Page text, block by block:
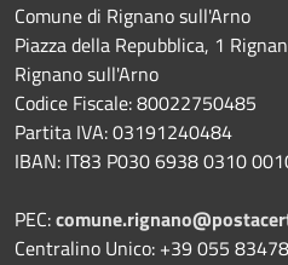
Comune di Rignano sull'Arno
Piazza della Repubblica, 1
Rignano sull'Arno
Codice Fiscale: 80022750485
Partita IVA: 03191240484
IBAN: IT83 P030 6938 0310
PEC:
Centralino Unico: +39 055